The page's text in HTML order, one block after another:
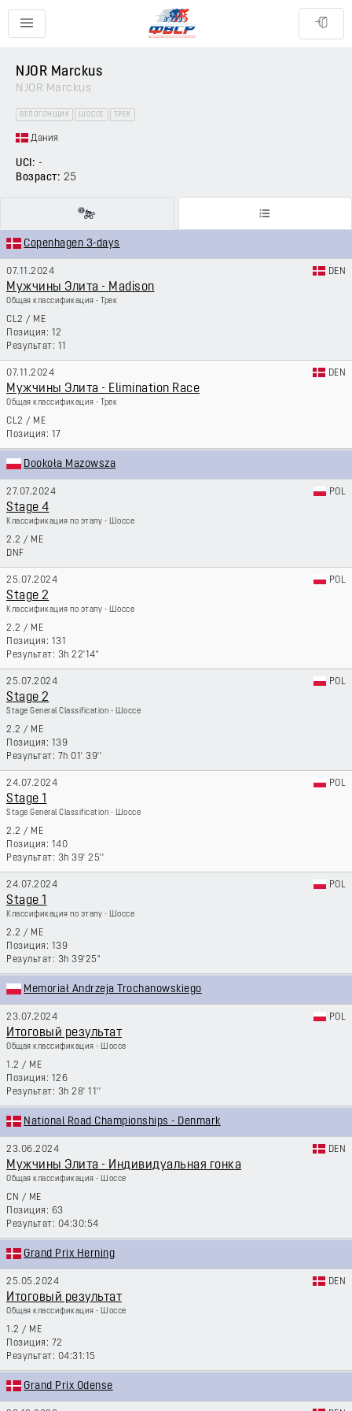
NJOR Marckus
NJOR Marckus
ВЕЛОГОНЩИК ШОССЕ ТРЕК
Дания
UCI: -
Возраст: 25
Copenhagen 3-days
07.11.2024 DEN
Мужчины Элита - Madison
Общая классификация - Трек
CL2 / ME
12
11
07.11.2024 DEN
Мужчины Элита - Elimination Race
Общая классификация - Трек
CL2 / ME
17
Dookoła Mazowsza
27.07.2024 POL
Stage 4
Классификация по этапу - Шоссе
2.2 / ME
DNF
25.07.2024 POL
Stage 2
Классификация по этапу - Шоссе
2.2 / ME
131
3h 22'14"
25.07.2024 POL
Stage 2
Stage General Classification - Шоссе
2.2 / ME
139
7h 01' 39''
24.07.2024 POL
Stage 1
Stage General Classification - Шоссе
2.2 / ME
140
3h 39' 25''
24.07.2024 POL
Stage 1
Классификация по этапу - Шоссе
2.2 / ME
139
3h 39'25"
Memoriał Andrzeja Trochanowskiego
23.07.2024 POL
Итоговый результат
Общая классификация - Шоссе
1.2 / ME
126
3h 28' 11''
National Road Championships - Denmark
23.06.2024 DEN
Мужчины Элита - Индивидуальная гонка
Общая классификация - Шоссе
CN / ME
63
04:30:54
Grand Prix Herning
25.05.2024 DEN
Итоговый результат
Общая классификация - Шоссе
1.2 / ME
72
04:31:15
Grand Prix Odense